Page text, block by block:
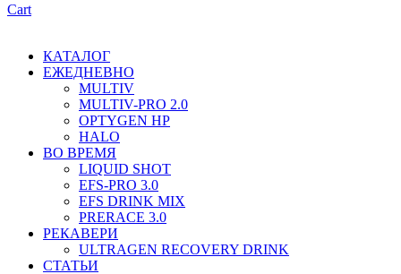
Cart
КАТАЛОГ
ЕЖЕДНЕВНО
MULTIV
MULTIV-PRO 2.0
OPTYGEN HP
HALO
ВО ВРЕМЯ
LIQUID SHOT
EFS-PRO 3.0
EFS DRINK MIX
PRERACE 3.0
РЕКАВЕРИ
ULTRAGEN RECOVERY DRINK
СТАТЬИ